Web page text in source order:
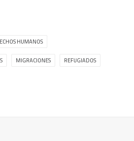
HUMANOS
MIGRACIONES REFUGIADOS